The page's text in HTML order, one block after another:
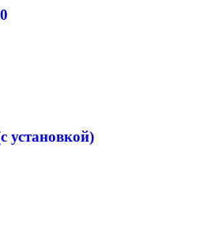
установкой)